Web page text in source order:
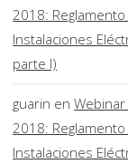
2018:
Instalaciones
parte I)
guarin en
2018:
Instalaciones